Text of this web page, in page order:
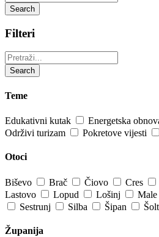
Search
Filteri
Pretraži:
Search
Teme
Edukativni kutak Energetska
Održivi turizam
Pokretove vijesti
Otoci
Biševo Brač Čiovo Cres
Lastovo
Lopud Lošinj Male
Sestrunj
Silba Šipan
Županija